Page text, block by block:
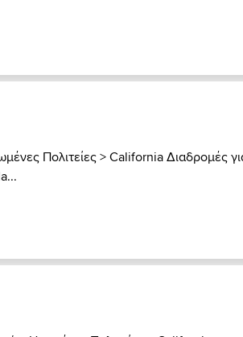
Πολιτείες>California Διαδρομές